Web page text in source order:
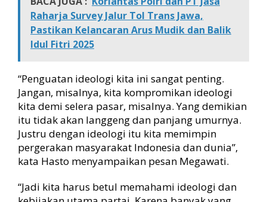
Raharja Survey Jalur Tol Trans Jawa,
Pastikan Kelancaran Arus Mudik dan Balik
Idul Fitri 2025
“Penguatan ideologi kita ini sangat penting.
Jangan, misalnya, kita kompromikan ideologi
kita demi selera pasar, misalnya. Yang demikian
itu tidak akan langgeng dan panjang umurnya.
Justru dengan ideologi itu kita memimpin
pergerakan masyarakat Indonesia dan dunia”,
kata Hasto menyampaikan pesan Megawati.
“Jadi kita harus betul memahami ideologi dan